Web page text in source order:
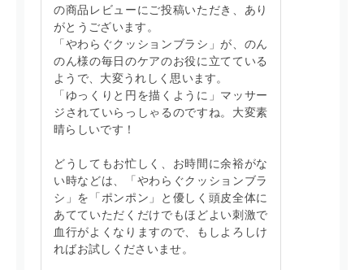
の商品レビューにご投稿いただき、あり
がとうございます。
「やわらぐクッションブラシ」が、のん
のん様の毎日のケアのお役に立てている
ようで、大変うれしく思います。
「ゆっくりと円を描くように」マッサー
ジされていらっしゃるのですね。大変素
晴らしいです！
どうしてもお忙しく、お時間に余裕がな
い時などは、「やわらぐクッションブラ
シ」を「ポンポン」と優しく頭皮全体に
あてていただくだけでもほどよい刺激で
血行がよくなりますので、もしよろしけ
ればお試しくださいませ。